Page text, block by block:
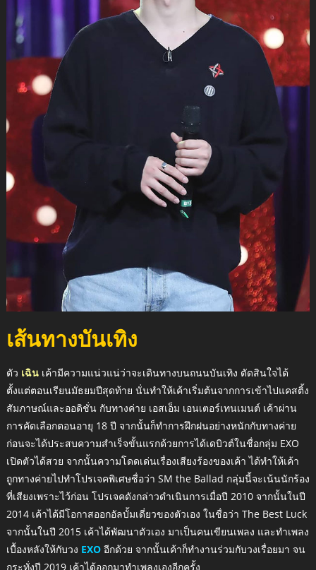
เส้นทางบันเทิง
ตัว เฉินเค้ามีความแน่วแน่ว่าจะเดินทางบนถนนบันเทิง ตัดสินใจได้
ตั้งแต่ตอนเรียนมัธยมปีสุดท้าย นั่นทำให้เค้าเริ่มต้นจากการเข้าไปแคสติ้ง
สัมภาษณ์และออดิชั่น กับทางค่าย เอสเอ็ม เอนเตอร์เทนเมนต์ เค้าผ่าน
การคัดเลือกตอนอายุ 18 ปี จากนั้นก็ทำการฝึกฝนอย่างหนักกับทางค่าย
ก่อนจะได้ประสบความสำเร็จขั้นแรกด้วยการได้เดบิวต์ในชื่อกลุ่ม EXO
เปิดตัวได้สวย จากนั้นความโดดเด่นเรื่องเสียงร้องของเค้า ได้ทำให้เค้า
ถูกทางค่ายไปทำโปรเจคพิเศษชื่อว่า SM the Ballad กลุ่มนี้จะเน้นนักร้อง
ที่เสียงเพราะไว้ก่อน โปรเจคดังกล่าวดำเนินการเมื่อปี 2010 จากนั้นในปี
2014 เค้าได้มีโอกาสออกอัลบั้มเดี่ยวของตัวเอง ในชื่อว่า The Best Luck
จากนั้นในปี 2015 เค้าได้พัฒนาตัวเอง มาเป็นคนเขียนเพลง และทำเพลง
เบื้องหลังให้กับวง EXOอีกด้วย จากนั้นเค้าก็ทำงานร่วมกับวงเรื่อยมา จน
กระทั่งปี 2019 เค้าได้ออกมาทำเพลงเองอีกครั้ง